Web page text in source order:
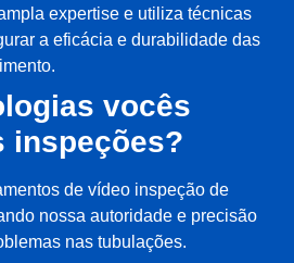
expertise e utiliza técnicas
a eficácia e durabilidade das
vocês
inspeções?
de vídeo inspeção de
nossa autoridade e precisão
nas tubulações.